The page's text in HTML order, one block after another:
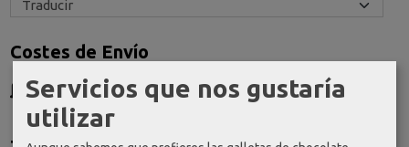
Costes de Envío
GRATIS *
Consultar Destinos
Servicios que nos gustaría
utilizar